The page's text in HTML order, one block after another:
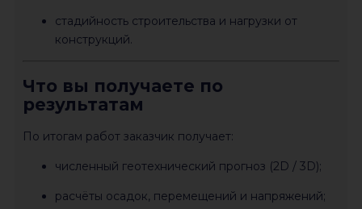
стадийность строительства и нагрузки от
конструкций.
Что вы получаете по
результатам
По итогам работ заказчик получает:
численный геотехнический прогноз (2D / 3D);
расчёты осадок, перемещений и напряжений;